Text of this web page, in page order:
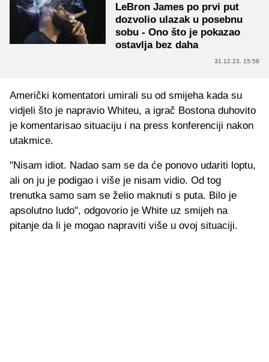
LeBron James po prvi put
dozvolio ulazak u posebnu
sobu - Ono što je pokazao
ostavlja bez daha
31.12.23. 15:58
Američki komentatori umirali su od smijeha kada su
vidjeli što je napravio Whiteu, a igrač Bostona duhovito
je komentarisao situaciju i na press konferenciji nakon
utakmice.
"Nisam idiot. Nadao sam se da će ponovo udariti loptu,
ali on ju je podigao i više je nisam vidio. Od tog
trenutka samo sam se želio maknuti s puta. Bilo je
apsolutno ludo", odgovorio je White uz smijeh na
pitanje da li je mogao napraviti više u ovoj situaciji.